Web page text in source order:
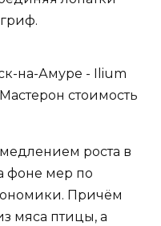
на-Амуре - Ilium
стоимость
роста в
фоне мер по
Причём
мяса птицы, а